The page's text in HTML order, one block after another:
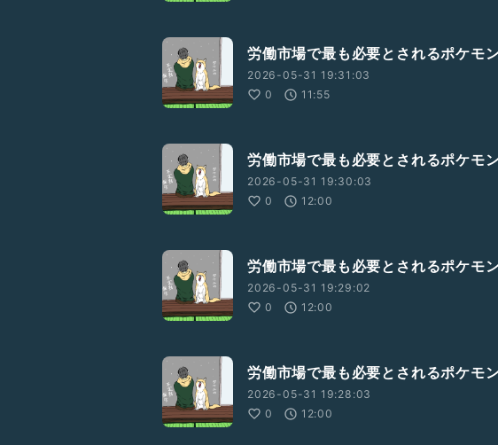
労働市場で最も必要とされるポケモ
2026-05-31 19:31:03
0
11:55
労働市場で最も必要とされるポケモ
2026-05-31 19:30:03
0
12:00
労働市場で最も必要とされるポケモ
2026-05-31 19:29:02
0
12:00
労働市場で最も必要とされるポケモ
2026-05-31 19:28:03
0
12:00